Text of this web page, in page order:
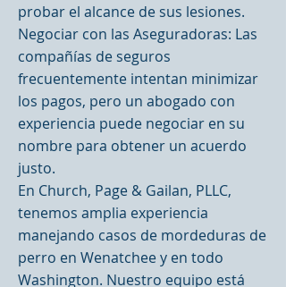
probar el alcance de sus lesiones.
Negociar con las Aseguradoras: Las
compañías de seguros
frecuentemente intentan minimizar
los pagos, pero un abogado con
experiencia puede negociar en su
nombre para obtener un acuerdo
justo.
En Church, Page & Gailan, PLLC,
tenemos amplia experiencia
manejando casos de mordeduras de
perro en Wenatchee y en todo
Washington. Nuestro equipo está